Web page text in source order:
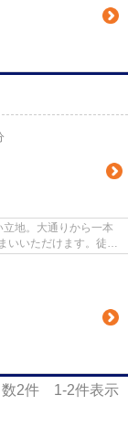
立地。大通りから一本
いいただけます。徒歩
2件 1-2件表示